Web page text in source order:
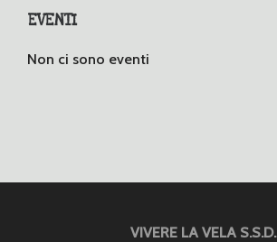
EVENTI
Non ci sono eventi
VIVERE LA VELA S.S.D.